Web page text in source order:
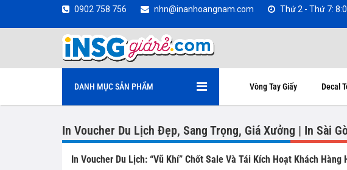
0902 758 756 nhn@inanhoangnam.com Thứ 2 - Thứ 7:
DANH MỤC SẢN PHẨM Vòng Tay Giấy Decal
In Voucher Du Lịch Đẹp, Sang Trọng, Giá Xưởng | In Sài
In Voucher Du Lịch: “Vũ Khí” Chốt Sale Và Tái Kích Hoạt Khách Hàng